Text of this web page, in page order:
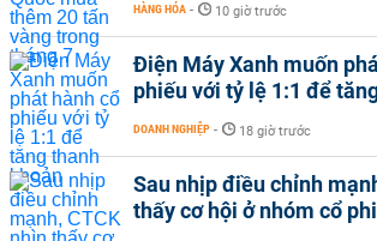
HÀNG HÓA - 10 giờ trước
Điện Máy Xanh muốn
phiếu với tỷ lệ 1:1 để
DOANH NGHIỆP - 18 giờ trước
Sau nhịp điều chỉnh
thấy cơ hội ở nhóm cổ